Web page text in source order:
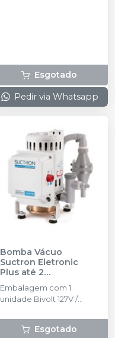
Esgotado
Pedir via Whatsapp
Bomba Vácuo
Suctron Eletronic
Plus até 2
SCHUSTER
Embalagem com 1
unidade Bivolt 127V /
Esgotado